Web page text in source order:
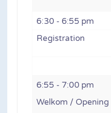
6:30 - 6:55 pm
Registration
6:55 - 7:00 pm
Welkom / Opening